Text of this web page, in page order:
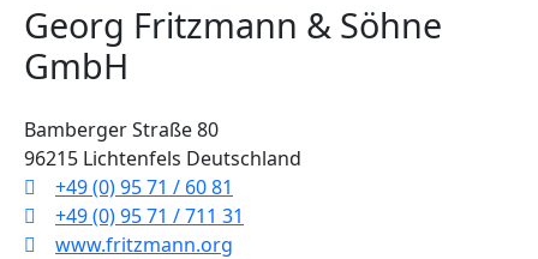
Georg Fritzmann & Söhne
GmbH
Bamberger Straße 80
96215 Lichtenfels Deutschland
+49 (0) 95 71 / 60 81
+49 (0) 95 71 / 711 31
www.fritzmann.org